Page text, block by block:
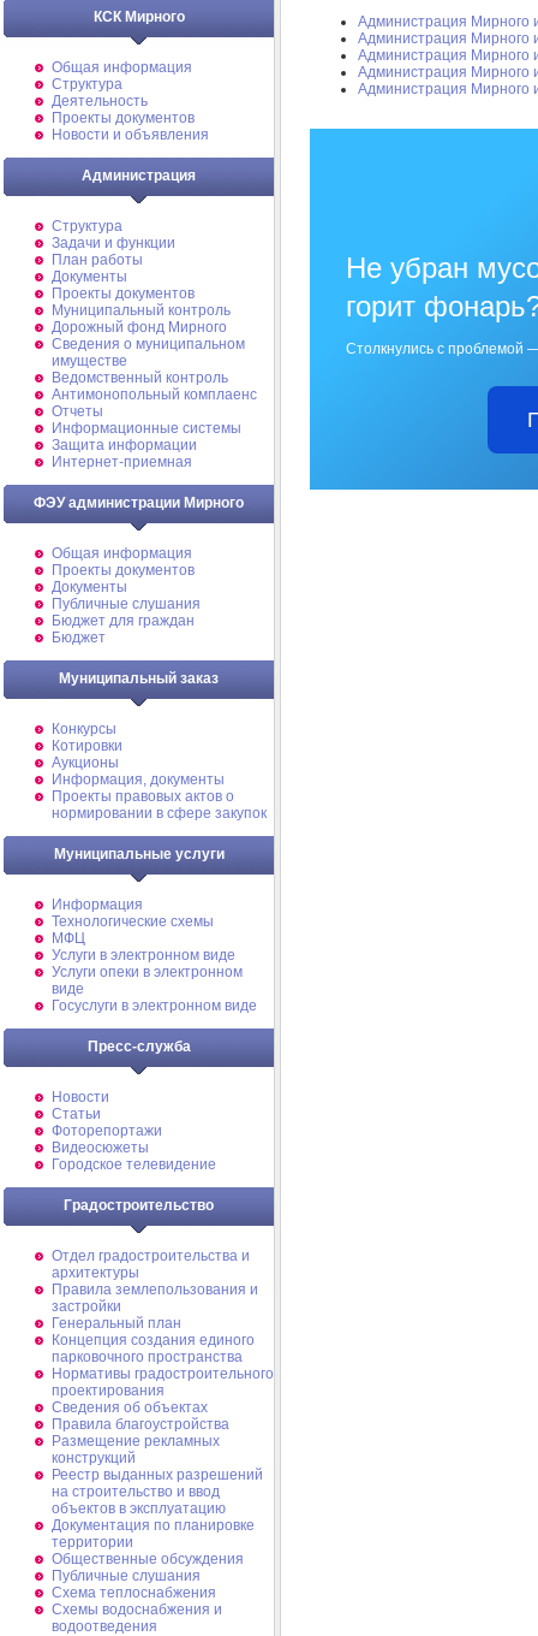
КСК Мирного
Общая информация
Структура
Деятельность
Проекты документов
Новости и объявления
Администрация
Структура
Задачи и функции
План работы
Документы
Проекты документов
Муниципальный контроль
Дорожный фонд Мирного
Cведения о муниципальном
имуществе
Ведомственный контроль
Антимонопольный комплаенс
Отчеты
Информационные системы
Защита информации
Интернет-приемная
ФЭУ администрации Мирного
Общая информация
Проекты документов
Документы
Публичные слушания
Бюджет для граждан
Бюджет
Муниципальный заказ
Конкурсы
Котировки
Аукционы
Информация, документы
Проекты правовых актов о
нормировании в сфере закупок
Муниципальные услуги
Информация
Технологические схемы
МФЦ
Услуги в электронном виде
Услуги опеки в электронном
виде
Госуслуги в электронном виде
Пресс-служба
Новости
Статьи
Фоторепортажи
Видеосюжеты
Городское телевидение
Градостроительство
Отдел градостроительства и
архитектуры
Правила землепользования и
застройки
Генеральный план
Концепция создания единого
парковочного пространства
Нормативы градостроительного
проектирования
Сведения об объектах
Правила благоустройства
Размещение рекламных
конструкций
Реестр выданных разрешений
на строительство и ввод
объектов в эксплуатацию
Документация по планировке
территории
Общественные обсуждения
Публичные слушания
Схема теплоснабжения
Схемы водоснабжения и
водоотведения
Администрация Мирного
Администрация Мирного
Администрация Мирного
Администрация Мирного
Администрация Мирного
Не убран
горит
Столкнулись с проблемой